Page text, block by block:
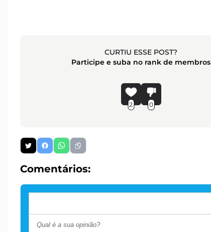
CURTIU ESSE POST?
Participe e suba no rank de membros
2 0
Comentários: